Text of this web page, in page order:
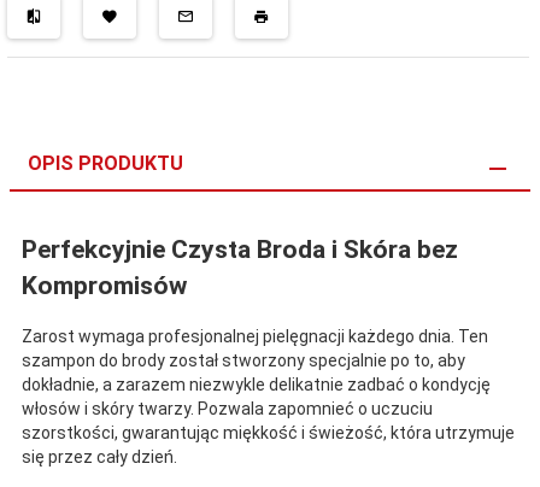
OPIS PRODUKTU
Perfekcyjnie Czysta Broda i Skóra bez
Kompromisów
Zarost wymaga profesjonalnej pielęgnacji każdego dnia. Ten
szampon do brody został stworzony specjalnie po to, aby
dokładnie, a zarazem niezwykle delikatnie zadbać o kondycję
włosów i skóry twarzy. Pozwala zapomnieć o uczuciu
szorstkości, gwarantując miękkość i świeżość, która utrzymuje
się przez cały dzień.